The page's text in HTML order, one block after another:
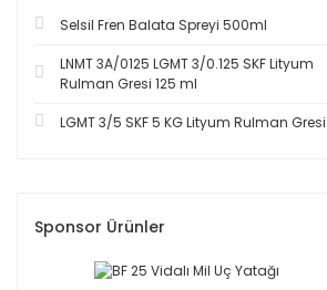
Selsil Fren Balata Spreyi 500ml
LNMT 3A/0125 LGMT 3/0.125 SKF Lityum
Rulman Gresi 125 ml
LGMT 3/5 SKF 5 KG Lityum Rulman Gresi
Sponsor Ürünler